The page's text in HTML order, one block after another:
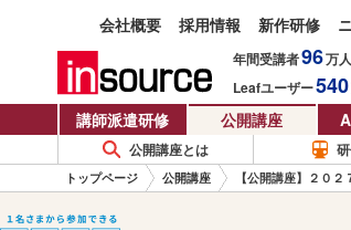
会社概要 採用情報 新作研修
年間受講者96万人
Leafユーザー540
講師派遣研修
公開講座
公開講座とは
トップページ 公開講座 【公開講座】２０